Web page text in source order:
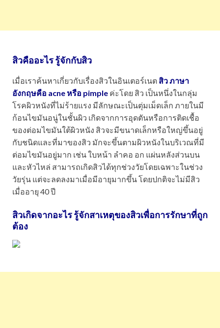
สิวคืออะไร รู้จักกับสิว
เมื่อเราค้นหาเกี่ยวกับเรื่องสิวในอินเตอร์เนต สิว ภาษา
อังกฤษคือ acne หรือ pimple ค่ะโดย สิว เป็นหนึ่งในกลุ่ม
โรคผิวหนังที่ไม่ร้ายแรง มีลักษณะเป็นตุ่มเม็ดเล็ก ภายในมี
ก้อนไขมันอนู่ในชั้นผิว เกิดจากการอุดตันหรือการติดเชื้อ
ของต่อมไขมันใต้ผิวหนัง สิวจะมีขนาดเล็กหรือใหญ่ขึ้นอยู่
กับชนิดและที่มาของสิว มักจะขึ้นตามผิวหนังในบริเวณที่มี
ต่อมไขมันอยู่มาก เช่น ใบหน้า ลำคอ อก แผ่นหลังส่วนบน
และหัวไหล่ สามารถเกิดสิวได้ทุกช่วงวัยโดยเฉพาะในช่วง
วัยรุ่น แต่จะลดลงมาเมื่อมีอายุมากขึ้น โดยปกติจะไม่มีสิว
เมื่ออายุ 40 ปี
สิวเกิดจากอะไร รู้จักสาเหตุของสิวเพื่อการรักษาที่ถูก
ต้อง